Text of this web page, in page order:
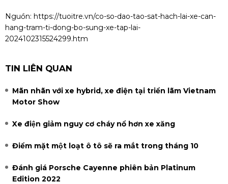
Nguồn: https://tuoitre.vn/co-so-dao-tao-sat-hach-lai-xe-can-
hang-tram-ti-dong-bo-sung-xe-tap-lai-
2024102315524299.htm
TIN LIÊN QUAN
Mãn nhãn với xe hybrid, xe điện tại triển lãm Vietnam
Motor Show
Xe điện giảm nguy cơ cháy nổ hơn xe xăng
Điểm mặt một loạt ô tô sẽ ra mắt trong tháng 10
Đánh giá Porsche Cayenne phiên bản Platinum
Edition 2022